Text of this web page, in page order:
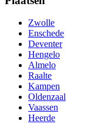
Zwolle
Enschede
Deventer
Hengelo
Almelo
Raalte
Kampen
Oldenzaal
Vaassen
Heerde